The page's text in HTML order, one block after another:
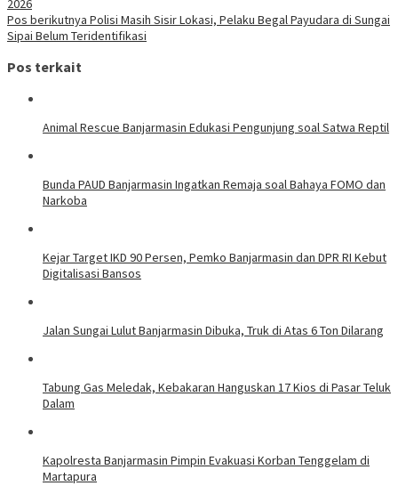
pos
2026
Pos berikutnya Polisi Masih Sisir Lokasi, Pelaku Begal Payudara di Sungai
Sipai Belum Teridentifikasi
Pos terkait
Animal Rescue Banjarmasin Edukasi Pengunjung soal Satwa Reptil
Bunda PAUD Banjarmasin Ingatkan Remaja soal Bahaya FOMO dan
Narkoba
Kejar Target IKD 90 Persen, Pemko Banjarmasin dan DPR RI Kebut
Digitalisasi Bansos
Jalan Sungai Lulut Banjarmasin Dibuka, Truk di Atas 6 Ton Dilarang
Tabung Gas Meledak, Kebakaran Hanguskan 17 Kios di Pasar Teluk
Dalam
Kapolresta Banjarmasin Pimpin Evakuasi Korban Tenggelam di
Martapura